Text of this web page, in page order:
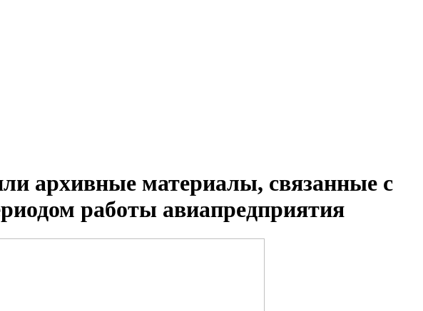
архивные материалы, связанные с
работы авиапредприятия